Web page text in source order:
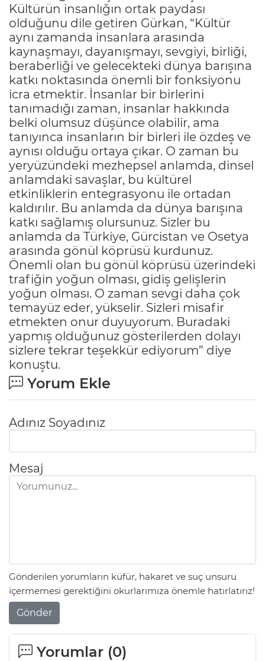
Kültürün insanlığın ortak paydası
olduğunu dile getiren Gürkan, “Kültür
aynı zamanda insanlara arasında
kaynaşmayı, dayanışmayı, sevgiyi, birliği,
beraberliği ve gelecekteki dünya barışına
katkı noktasında önemli bir fonksiyonu
icra etmektir. İnsanlar bir birlerini
tanımadığı zaman, insanlar hakkında
belki olumsuz düşünce olabilir, ama
tanıyınca insanların bir birleri ile özdeş ve
aynısı olduğu ortaya çıkar. O zaman bu
yeryüzündeki mezhepsel anlamda, dinsel
anlamdaki savaşlar, bu kültürel
etkinliklerin entegrasyonu ile ortadan
kaldırılır. Bu anlamda da dünya barışına
katkı sağlamış olursunuz. Sizler bu
anlamda da Türkiye, Gürcistan ve Osetya
arasında gönül köprüsü kurdunuz.
Önemli olan bu gönül köprüsü üzerindeki
trafiğin yoğun olması, gidiş gelişlerin
yoğun olması. O zaman sevgi daha çok
temayüz eder, yükselir. Sizleri misafir
etmekten onur duyuyorum. Buradaki
yapmış olduğunuz gösterilerden dolayı
sizlere tekrar teşekkür ediyorum” diye
konuştu.
Yorum Ekle
Adınız Soyadınız
Mesaj
Gönderilen yorumların küfür, hakaret ve suç unsuru
içermemesi gerektiğini okurlarımıza önemle hatırlatırız!
Gönder
Yorumlar (0)